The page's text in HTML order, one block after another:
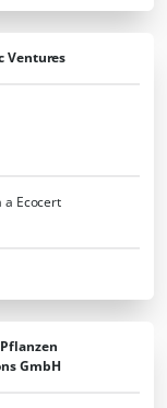
Ventures
a Ecocert
GmbH